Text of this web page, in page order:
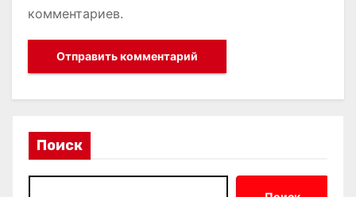
комментариев.
Поиск